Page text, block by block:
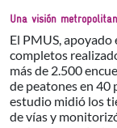
Una visión
El PMUS,
completos
más de 2.500
de peatones en 40
estudio midió los
de vías y